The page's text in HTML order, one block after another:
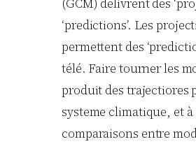
(GCM) delivrent des
‘predictions’. Les
permettent des
télé. Faire tourner les
produit des trajectiores
systeme climatique, et
comparaisons entre